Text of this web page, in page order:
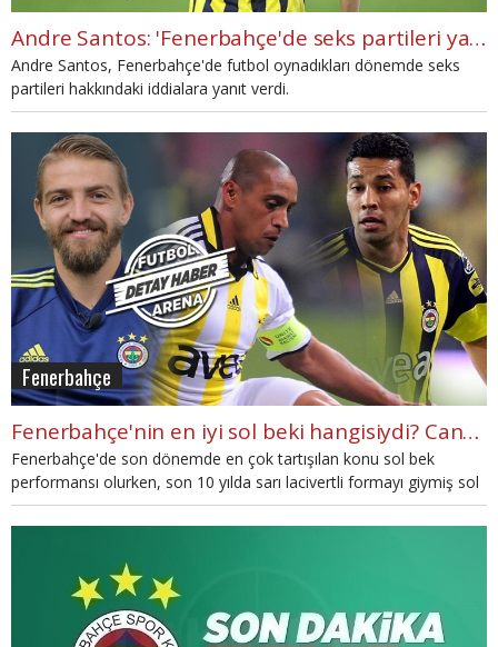
Andre Santos: 'Fenerbahçe'de seks partileri yapmıyorduk'
Andre Santos, Fenerbahçe'de futbol oynadıkları dönemde seks
partileri hakkındaki iddialara yanıt verdi.
Fenerbahçe
Fenerbahçe'nin en iyi sol beki hangisiydi? Caner Erkin, Andre Santos, Roberto Carlos
Fenerbahçe'de son dönemde en çok tartışılan konu sol bek
performansı olurken, son 10 yılda sarı lacivertli formayı giymiş sol
bekleri değerlendirmeye aldık.